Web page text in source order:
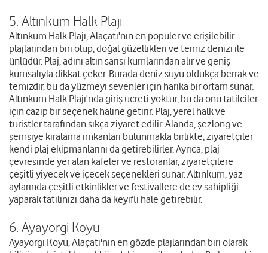
5. Altınkum Halk Plajı
Altınkum Halk Plajı, Alaçatı'nın en popüler ve erişilebilir
plajlarından biri olup, doğal güzellikleri ve temiz denizi ile
ünlüdür. Plaj, adını altın sarısı kumlarından alır ve geniş
kumsalıyla dikkat çeker. Burada deniz suyu oldukça berrak ve
temizdir, bu da yüzmeyi sevenler için harika bir ortam sunar.
Altınkum Halk Plajı'nda giriş ücreti yoktur, bu da onu tatilciler
için cazip bir seçenek haline getirir. Plaj, yerel halk ve
turistler tarafından sıkça ziyaret edilir. Alanda, şezlong ve
şemsiye kiralama imkanları bulunmakla birlikte, ziyaretçiler
kendi plaj ekipmanlarını da getirebilirler. Ayrıca, plaj
çevresinde yer alan kafeler ve restoranlar, ziyaretçilere
çeşitli yiyecek ve içecek seçenekleri sunar. Altınkum, yaz
aylarında çeşitli etkinlikler ve festivallere de ev sahipliği
yaparak tatilinizi daha da keyifli hale getirebilir.
6. Ayayorgi Koyu
Ayayorgi Koyu, Alaçatı'nın en gözde plajlarından biri olarak